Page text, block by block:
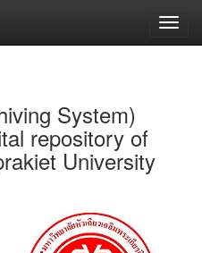
System)
repository of
University